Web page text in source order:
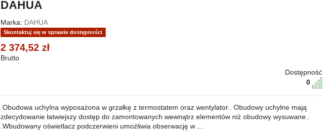
DAHUA
Marka: DAHUA
Skontaktuj się w sprawie dostępności
2 374,52 zł
Brutto
Dostępność
0
.Obudowa uchylna wyposażona w grzałkę z termostatem oraz wentylator.. Obudowy uchylne mają
zdecydowanie łatwiejszy dostęp do zamontowanych wewnątrz elementów niż obudowy wysuwane..
.Wbudowany oświetlacz podczerwieni umożliwia obserwację w ...